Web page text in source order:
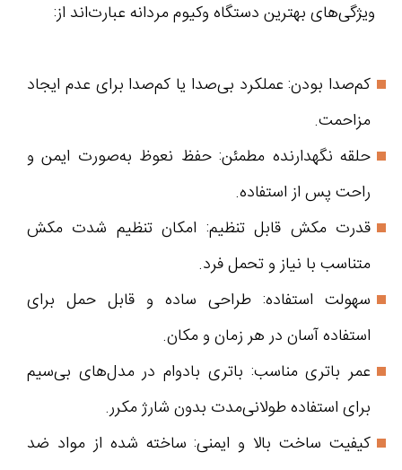
ویژگی‌های بهترین دستگاه وکیوم مردانه عبارت‌اند از:
کم‌صدا بودن: عملکرد بی‌صدا یا کم‌صدا برای عدم ایجاد
مزاحمت.
حلقه نگهدارنده مطمئن: حفظ نعوظ به‌صورت ایمن و
راحت پس از استفاده.
قدرت مکش قابل تنظیم: امکان تنظیم شدت مکش
متناسب با نیاز و تحمل فرد.
سهولت استفاده: طراحی ساده و قابل حمل برای
استفاده آسان در هر زمان و مکان.
عمر باتری مناسب: باتری بادوام در مدل‌های بی‌سیم
برای استفاده طولانی‌مدت بدون شارژ مکرر.
کیفیت ساخت بالا و ایمنی: ساخته شده از مواد ضد